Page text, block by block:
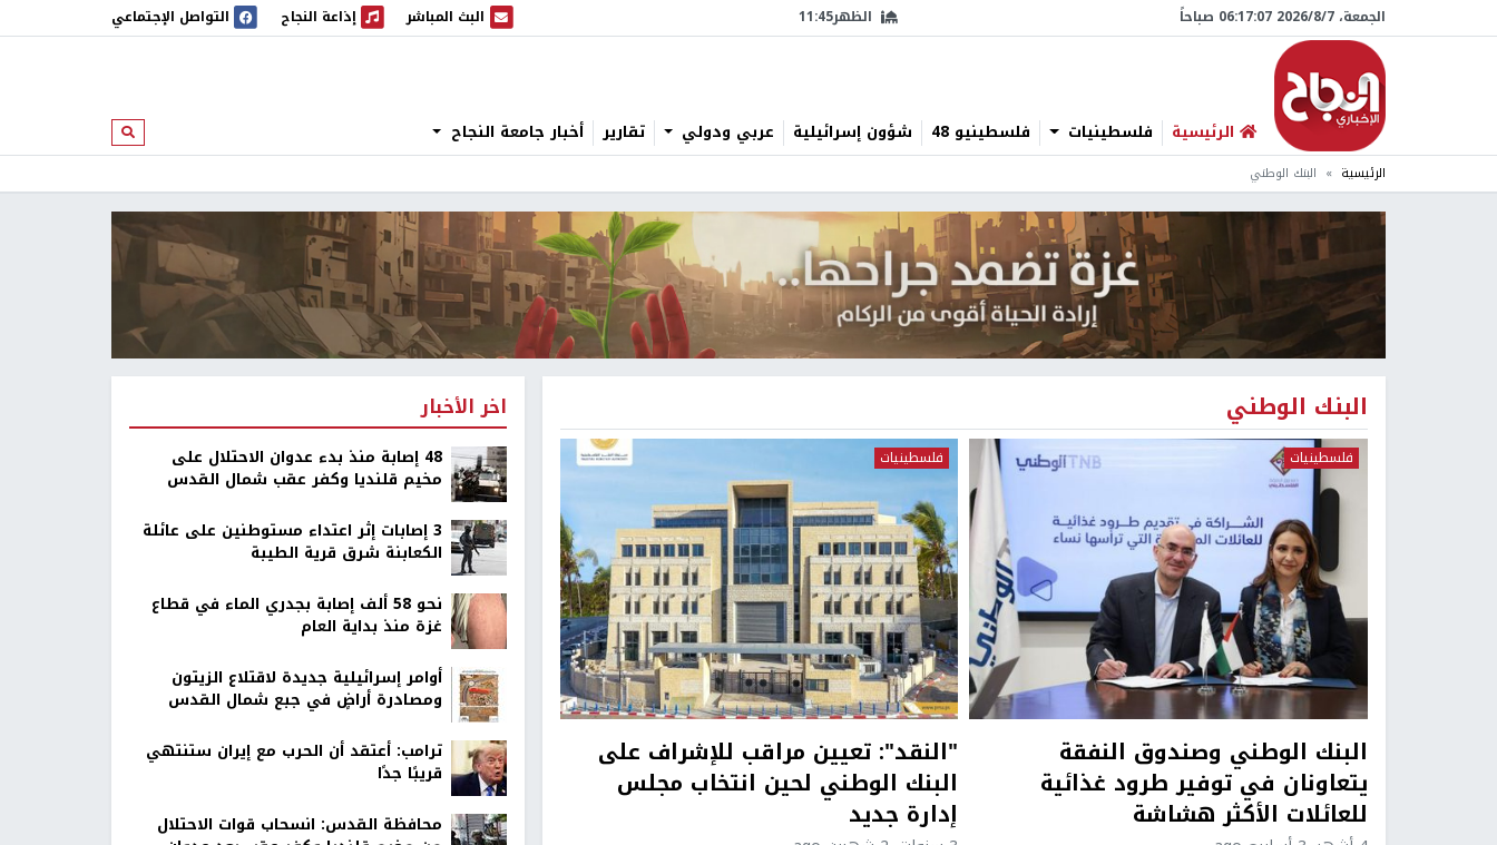
الجمعة، 7/‏8/‏2026 06:17:08 صباحاً الظهر11:45 البث المباشر
البث المباشر إذاعة النجاح
إذاعة النجاح التواصل الإجتماعي
الرئيسية فلسطينيات فلسطينيو 48 شؤون إسرائيلية عربي ودولي تقارير أخبار جامعة النجاح ابحث
الرئيسية البنك الوطني
البنك الوطني
فلسطينيات
البنك الوطني وصندوق النفقة
يتعاونان في توفير طرود غذائية
للعائلات الأكثر هشاشة
فلسطينيات
"النقد": تعيين مراقب للإشراف على
البنك الوطني لحين انتخاب مجلس
إدارة جديد
اخر الأخبار
48 إصابة منذ بدء عدوان الاحتلال على
مخيم قلنديا وكفر عقب شمال القدس
‏3 إصابات إثر اعتداء مستوطنين على عائلة
الكعابنة شرق قرية الطيبة
نحو 58 ألف إصابة بجدري الماء في قطاع
غزة منذ بداية العام
أوامر إسرائيلية جديدة لاقتلاع الزيتون
ومصادرة أراضٍ في جبع شمال القدس
ترامب: أعتقد أن الحرب مع إيران ستنتهي
قريبًا جدًا
محافظة القدس: انسحاب قوات الاحتلال